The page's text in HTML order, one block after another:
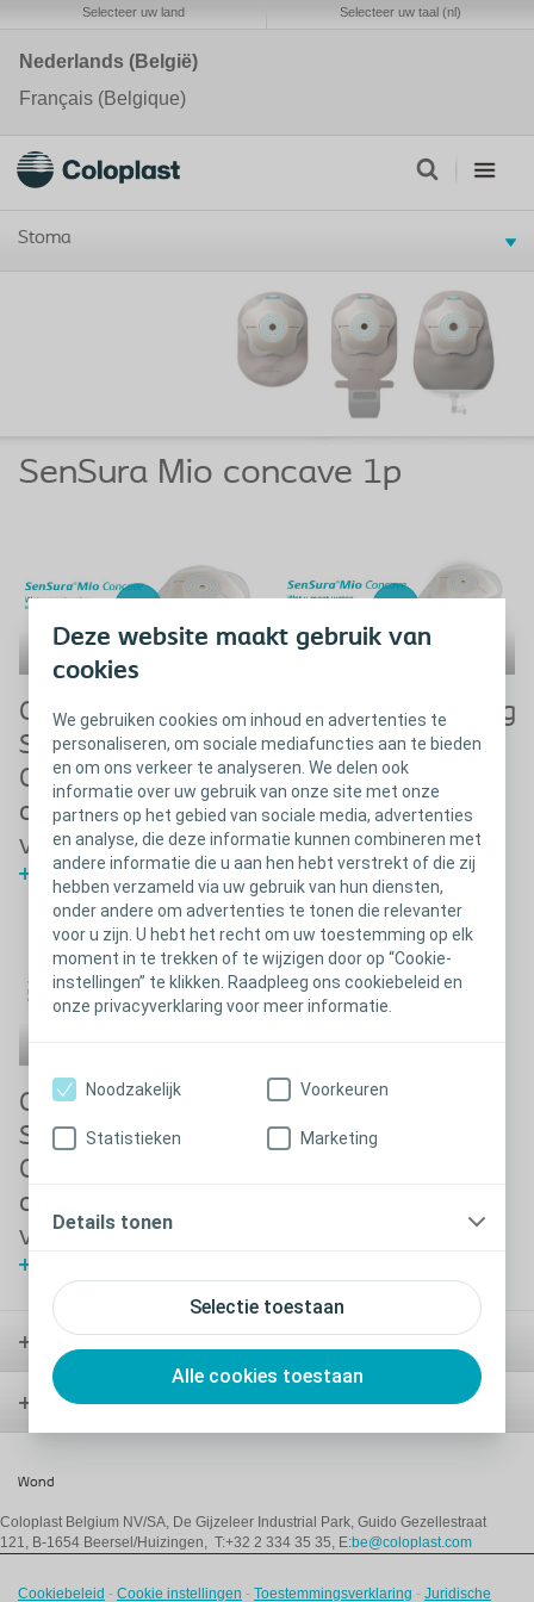
Deze website maakt gebruik van
cookies
We gebruiken cookies om inhoud en advertenties te
personaliseren, om sociale mediafuncties aan te bieden
en om ons verkeer te analyseren. We delen ook
informatie over uw gebruik van onze site met onze
partners op het gebied van sociale media, advertenties
en analyse, die deze informatie kunnen combineren met
andere informatie die u aan hen hebt verstrekt of die zij
hebben verzameld via uw gebruik van hun diensten,
onder andere om advertenties te tonen die relevanter
voor u zijn. U hebt het recht om uw toestemming op elk
moment in te trekken of te wijzigen door op “Cookie-
instellingen” te klikken. Raadpleeg ons cookiebeleid en
onze privacyverklaring voor meer informatie.
Selectie toestaan
Alle cookies toestaan
Noodzakelijk Voorkeuren
Statistieken Marketing
Details tonen
Selecteer uw land Selecteer uw taal (nl)
Nederlands (België)
Français (Belgique)
Stoma
SenSura Mio concave 1p
Gebruiksaanwijzing
SenSura Mio
Concave 1-delig
opvangsysteem
voor colostoma
Bekijk video
Gebruiksaanwijzing
SenSura Mio
Concave 1-delig
opvangsysteem
voor ileostoma
Bekijk video
Gebruiksaanwijzing
SenSura Mio
Concave 1-delig
opvangsysteem
voor urostoma
Blaas
Wond
Coloplast Belgium NV/SA, De Gijzeleer Industrial Park, Guido Gezellestraat
121, B-1654 Beersel/Huizingen, T:+32 2 334 35 35, E:be@coloplast.com
Cookiebeleid - Cookie instellingen - Toestemmingsverklaring - Juridische